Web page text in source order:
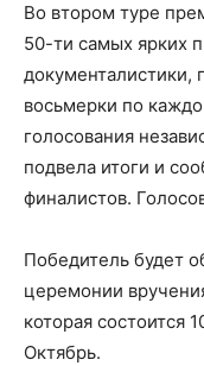
Во втором туре
50-ти самых ярких
документалистики,
восьмерки по
голосования
подвела итоги и
финалистов.
Победитель будет
церемонии
которая состоится
Октябрь.